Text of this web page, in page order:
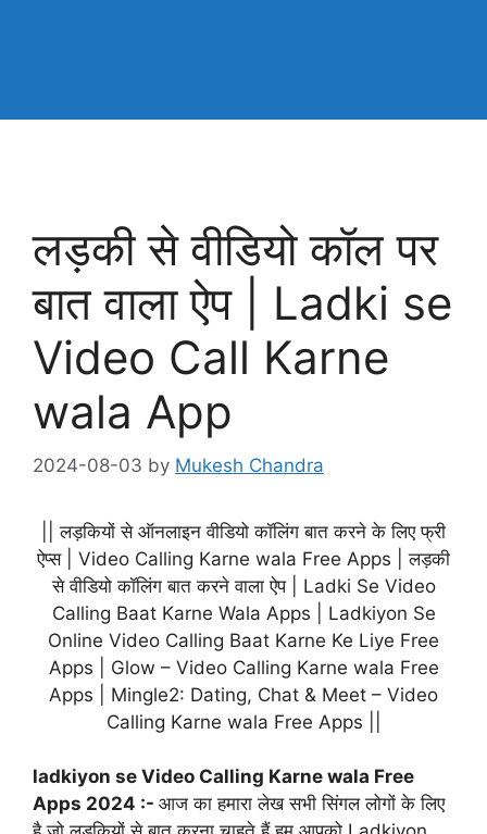
लड़की से वीडियो कॉल पर
बात वाला ऐप | Ladki se
Video Call Karne
wala App
2024-08-03 by Mukesh Chandra
|| लड़कियों से ऑनलाइन वीडियो कॉलिंग बात करने के लिए फ्री
ऐप्स | Video Calling Karne wala Free Apps | लड़की
से वीडियो कॉलिंग बात करने वाला ऐप | Ladki Se Video
Calling Baat Karne Wala Apps | Ladkiyon Se
Online Video Calling Baat Karne Ke Liye Free
Apps | Glow – Video Calling Karne wala Free
Apps | Mingle2: Dating, Chat & Meet – Video
Calling Karne wala Free Apps ||
ladkiyon se Video Calling Karne wala Free
Apps 2024 :- आज का हमारा लेख सभी सिंगल लोगों के लिए